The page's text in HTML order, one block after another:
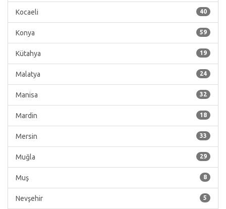
40
Kocaeli
59
Konya
19
Kütahya
24
Malatya
32
Manisa
18
Mardin
33
Mersin
29
Muğla
8
Muş
5
Nevşehir